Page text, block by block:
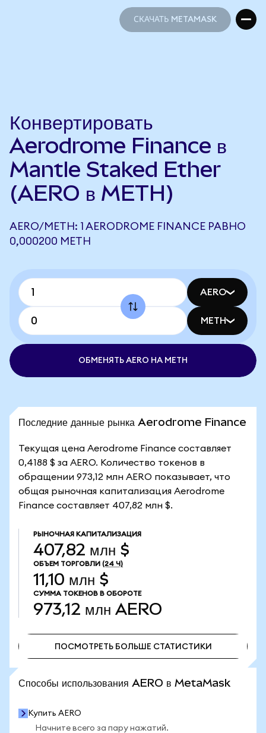
СКАЧАТЬ METAMASK
Конвертировать
Aerodrome Finance в
Mantle Staked Ether
(AERO в METH)
AERO/METH: 1 AERODROME FINANCE РАВНО
0,000200 METH
AERO
METH
ОБМЕНЯТЬ AERO НА METH
Последние данные рынка Aerodrome Finance
Текущая цена Aerodrome Finance составляет
0,4188 $ за AERO. Количество токенов в
обращении 973,12 млн AERO показывает, что
общая рыночная капитализация Aerodrome
Finance составляет 407,82 млн $.
РЫНОЧНАЯ КАПИТАЛИЗАЦИЯ
407,82 млн $
ОБЪЕМ ТОРГОВЛИ (24 Ч)
11,10 млн $
СУММА ТОКЕНОВ В ОБОРОТЕ
973,12 млн AERO
ПОСМОТРЕТЬ БОЛЬШЕ СТАТИСТИКИ
Способы использования AERO в MetaMask
Купить AERO
Начните всего за пару нажатий.